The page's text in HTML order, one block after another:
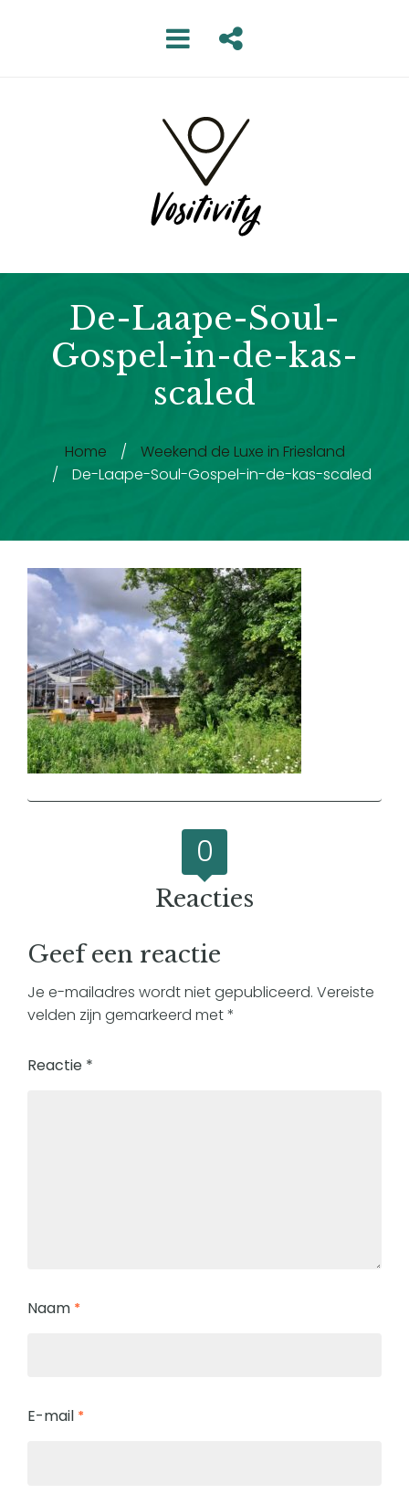
De-Laape-Soul-
Gospel-in-de-kas-
scaled
Home /
Weekend de Luxe in Friesland
/
De-Laape-Soul-Gospel-in-de-kas-scaled
0
Reacties
Geef een reactie
Je e-mailadres wordt niet gepubliceerd. Vereiste
velden zijn gemarkeerd met*
Reactie *
Naam *
E-mail *